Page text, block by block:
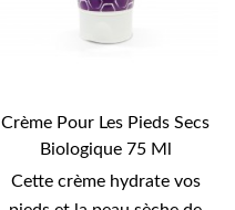
Crème Pour Les Pieds Secs
Biologique 75 Ml
Cette crème hydrate vos